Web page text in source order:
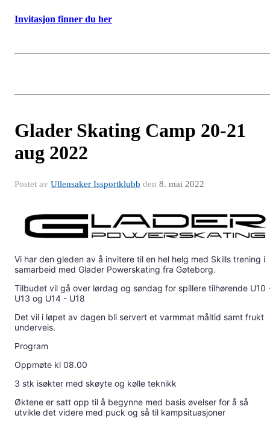
Invitasjon finner du her
Glader Skating Camp 20-21
aug 2022
Postet av Ullensaker Issportklubb den 8. mai 2022
Vi har den gleden av å invitere til en hel helg med Skills trening i
samarbeid med Glader Powerskating fra Gøteborg.
Tilbudet vil gå over lørdag og søndag for spillere tilhørende U10
U13 og U14 - U18
Det vil i løpet av dagen bli servert et varmmat måltid samt frukt
underveis.
Program
Oppmøte kl 08.00
3 stk isøkter med skøyte og kølle teknikk
Øktene er satt opp til å begynne med basis øvelser for å så
utvikle det videre med puck og så til kampsituasjoner